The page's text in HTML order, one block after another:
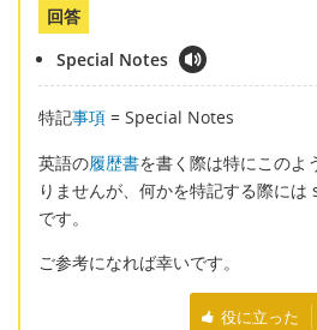
回答
Special Notes
特記事項 = Special Notes
英語の履歴書を書く際は特にこのよ
りませんが、何かを特記する際に
です。
ご参考になれば幸いです。
役に立った